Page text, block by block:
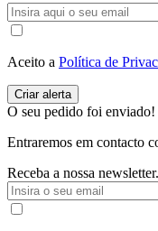
Aceito a Política de
O seu pedido foi enviado!
Entraremos em contacto
Receba a nossa newsletter.